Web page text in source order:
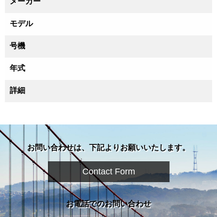
モデル
号機
年式
詳細
お問い合わせは、下記よりお願いいたします。
Contact Form
お電話でのお問い合わせ